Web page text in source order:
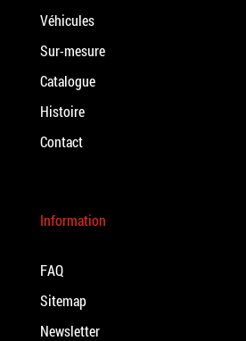
Véhicules
Sur-mesure
Catalogue
Histoire
Contact
Information
FAQ
Sitemap
Newsletter